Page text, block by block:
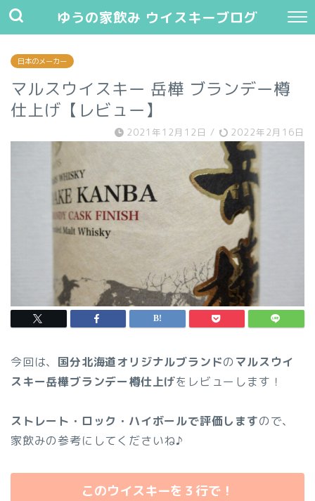
ゆうの家飲み ウイスキーブログ
日本のメーカー
マルスウイスキー 岳樺 ブランデー樽
仕上げ【レビュー】
2021年12月12日 / 2022年2月16日
今回は、 国分北海道オリジナルブランドの マルスウイ
スキー岳樺ブランデー樽仕上げをレビューします！
ストレート・ロック・ハイボールで評価しますので、
家飲みの参考にしてくださいね♪
このウイスキーを３行で！